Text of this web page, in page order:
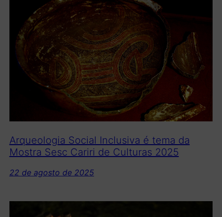
Arqueologia Social Inclusiva é tema da
Mostra Sesc Cariri de Culturas 2025
22 de agosto de 2025